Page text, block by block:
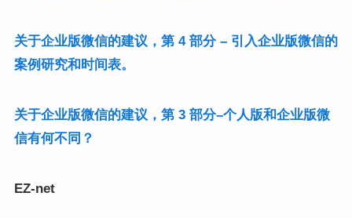
关于企业版微信的建议，第 4 部分 – 引入企业版微信的
案例研究和时间表。
关于企业版微信的建议，第 3 部分–个人版和企业版微
信有何不同？
EZ-net